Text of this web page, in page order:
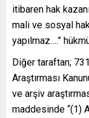
itibaren hak
mali ve sosyal
yapılmaz….”
Diğer taraftan;
Araştırması
ve arşiv
maddesinde “(1)